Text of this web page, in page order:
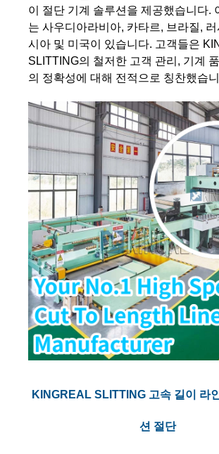
이 절단 기계 솔루션을 제공했습니다.
는 사우디아라비아, 카타르, 브라질, 러
시아 및 미국이 있습니다. 고객들은
SLITTING의 철저한 고객 관리, 기계
의 정확성에 대해 전적으로 칭찬했습
KINGREAL SLITTING 고속 길이 라
션 절단